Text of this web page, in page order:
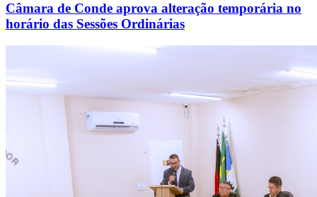
Câmara de Conde aprova alteração temporária no
horário das Sessões Ordinárias